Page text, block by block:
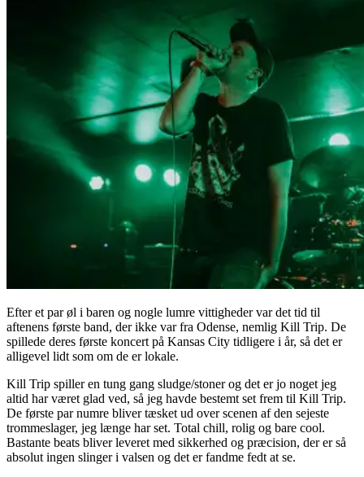
Efter et par øl i baren og nogle lumre vittigheder var det tid til
aftenens første band, der ikke var fra Odense, nemlig Kill Trip. De
spillede deres første koncert på Kansas City tidligere i år, så det er
alligevel lidt som om de er lokale.
Kill Trip spiller en tung gang sludge/stoner og det er jo noget jeg
altid har været glad ved, så jeg havde bestemt set frem til Kill Trip.
De første par numre bliver tæsket ud over scenen af den sejeste
trommeslager, jeg længe har set. Total chill, rolig og bare cool.
Bastante beats bliver leveret med sikkerhed og præcision, der er så
absolut ingen slinger i valsen og det er fandme fedt at se.